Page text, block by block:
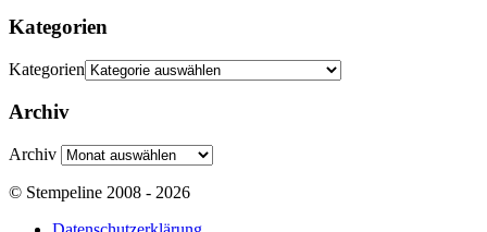
Kategorien
Kategorien
Archiv
Archiv
© Stempeline 2008 - 2026